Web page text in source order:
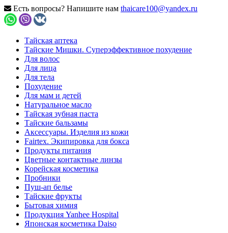
Есть вопросы? Напишите нам thaicare100@yandex.ru
Тайская аптека
Тайские Мишки. Суперэффективное похудение
Для волос
Для лица
Для тела
Похудение
Для мам и детей
Натуральное масло
Тайская зубная паста
Тайские бальзамы
Аксессуары. Изделия из кожи
Fairtex. Экипировка для бокса
Продукты питания
Цветные контактные линзы
Корейская косметика
Пробники
Пуш-ап белье
Тайские фрукты
Бытовая химия
Продукция Yanhee Hospital
Японская косметика Daiso